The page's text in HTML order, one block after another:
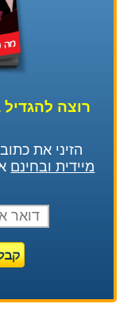
הזיני את
מיידית ובחינם